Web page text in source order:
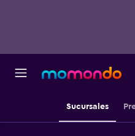
Sucursales